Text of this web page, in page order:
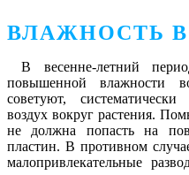
ВЛАЖНОСТЬ
В весенне-летний
повышенной влажности
советуют,
воздух вокруг растения.
не должна попасть на
пластин. В противном
малопривлекательные